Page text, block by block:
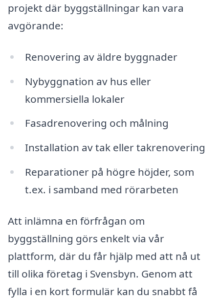
projekt där byggställningar kan vara
avgörande:
Renovering av äldre byggnader
Nybyggnation av hus eller
kommersiella lokaler
Fasadrenovering och målning
Installation av tak eller takrenovering
Reparationer på högre höjder, som
t.ex. i samband med rörarbeten
Att inlämna en förfrågan om
byggställning görs enkelt via vår
plattform, där du får hjälp med att nå ut
till olika företag i Svensbyn. Genom att
fylla i en kort formulär kan du snabbt få